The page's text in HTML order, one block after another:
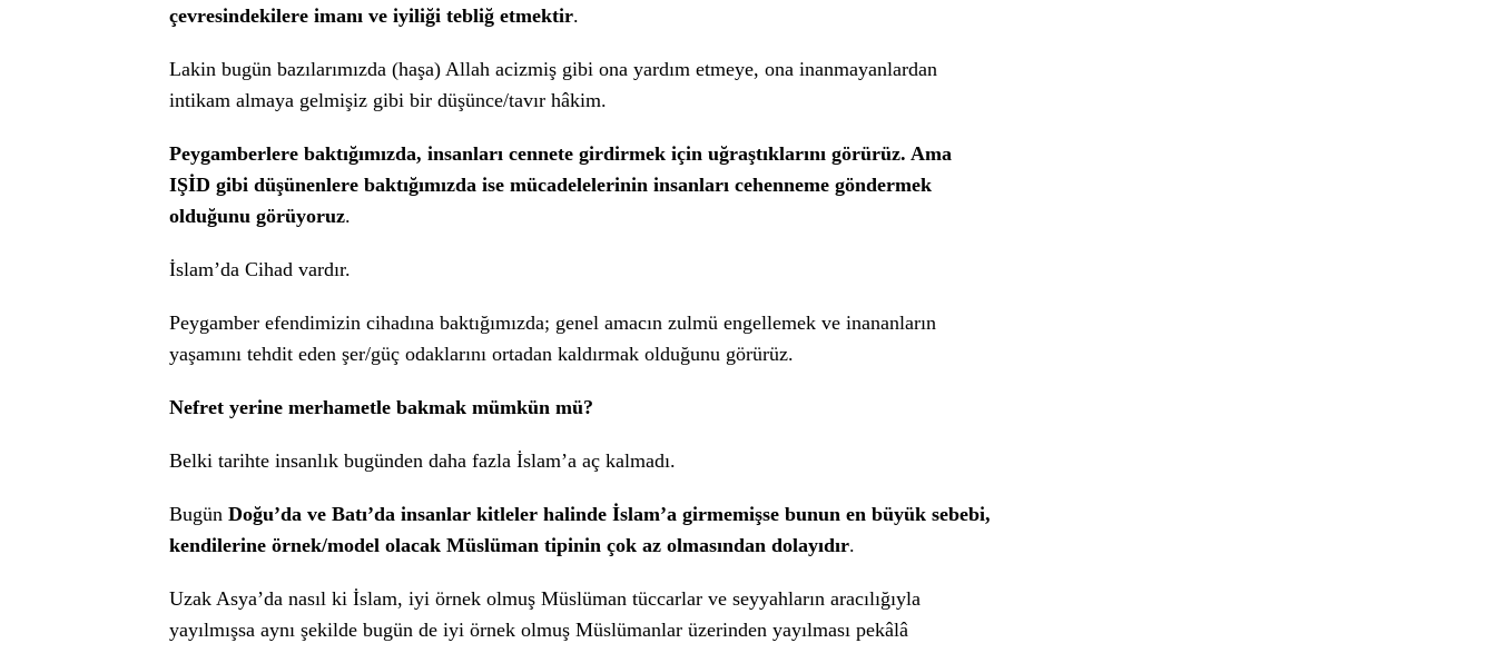
çevresindekilere imanı ve iyiliği tebliğ etmektir.
Lakin bugün bazılarımızda (haşa) Allah acizmiş gibi ona yardım etmeye, ona inanmayanlardan
intikam almaya gelmişiz gibi bir düşünce/tavır hâkim.
Peygamberlere baktığımızda, insanları cennete girdirmek için uğraştıklarını görürüz. Ama
IŞİD gibi düşünenlere baktığımızda ise mücadelelerinin insanları cehenneme göndermek
olduğunu görüyoruz.
İslam’da Cihad vardır.
Peygamber efendimizin cihadına baktığımızda; genel amacın zulmü engellemek ve inananların
yaşamını tehdit eden şer/güç odaklarını ortadan kaldırmak olduğunu görürüz.
Nefret yerine merhametle bakmak mümkün mü?
Belki tarihte insanlık bugünden daha fazla İslam’a aç kalmadı.
Bugün Doğu’da ve Batı’da insanlar kitleler halinde İslam’a girmemişse bunun en büyük sebebi,
kendilerine örnek/model olacak Müslüman tipinin çok az olmasından dolayıdır.
Uzak Asya’da nasıl ki İslam, iyi örnek olmuş Müslüman tüccarlar ve seyyahların aracılığıyla
yayılmışsa aynı şekilde bugün de iyi örnek olmuş Müslümanlar üzerinden yayılması pekâlâ